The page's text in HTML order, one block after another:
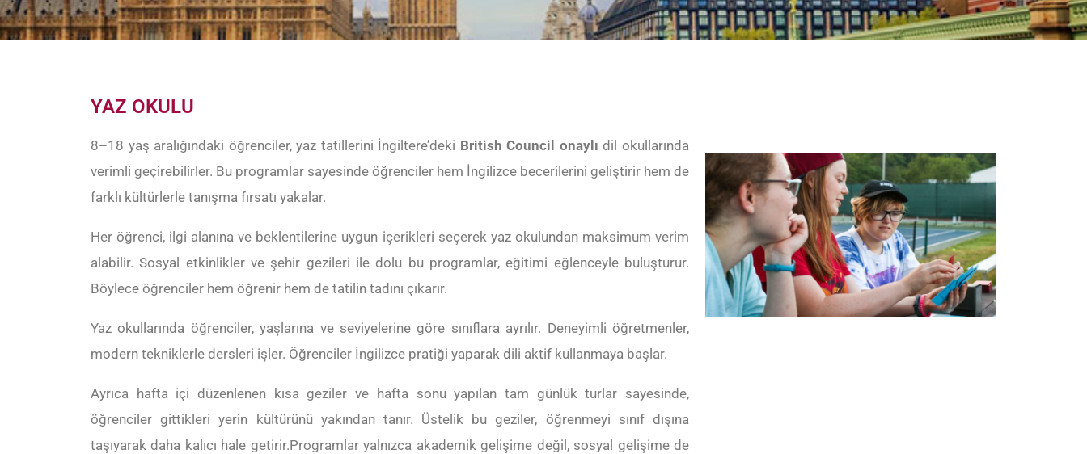
YAZ OKULU
8–18 yaş aralığındaki öğrenciler, yaz tatillerini İngiltere’deki British Council onaylı dil okullarında
verimli geçirebilirler. Bu programlar sayesinde öğrenciler hem İngilizce becerilerini geliştirir hem de
farklı kültürlerle tanışma fırsatı yakalar.
Her öğrenci, ilgi alanına ve beklentilerine uygun içerikleri seçerek yaz okulundan maksimum verim
alabilir. Sosyal etkinlikler ve şehir gezileri ile dolu bu programlar, eğitimi eğlenceyle buluşturur.
Böylece öğrenciler hem öğrenir hem de tatilin tadını çıkarır.
Yaz okullarında öğrenciler, yaşlarına ve seviyelerine göre sınıflara ayrılır. Deneyimli öğretmenler,
modern tekniklerle dersleri işler. Öğrenciler İngilizce pratiği yaparak dili aktif kullanmaya başlar.
Ayrıca hafta içi düzenlenen kısa geziler ve hafta sonu yapılan tam günlük turlar sayesinde,
öğrenciler gittikleri yerin kültürünü yakından tanır. Üstelik bu geziler, öğrenmeyi sınıf dışına
taşıyarak daha kalıcı hale getirir.Programlar yalnızca akademik gelişime değil, sosyal gelişime de